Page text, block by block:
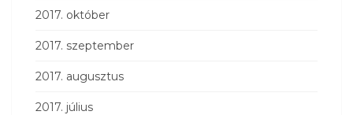
2017. október
2017. szeptember
2017. augusztus
2017. július